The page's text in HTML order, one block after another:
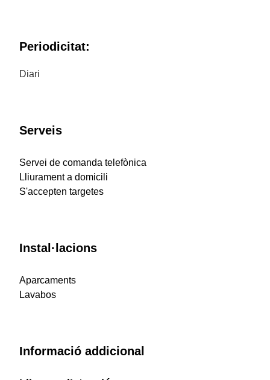
Periodicitat:
Diari
Serveis
Servei de comanda telefònica
Lliurament a domicili
S'accepten targetes
Instal·lacions
Aparcaments
Lavabos
Informació addicional